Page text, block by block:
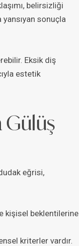
belirsizliği
sonuçla
Eksik diş
estetik
Gülüş
eğrisi,
kişisel beklentilerine
kriterler vardır.